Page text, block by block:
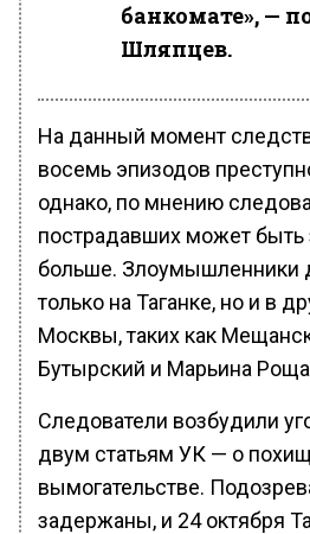
банкомате», —
Шляпцев.
На данный момент
восемь эпизодов
однако, по мнению
пострадавших может быть
больше. Злоумышленники
только на Таганке, но и в
Москвы, таких как
Бутырский и Марьина
Следователи возбудили
двум статьям УК — о
вымогательстве.
задержаны, и 24 октября